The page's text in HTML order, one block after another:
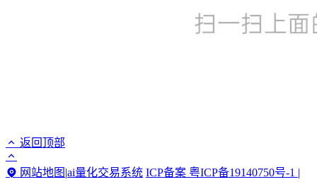
返回顶部
网站地图 |ai量化交易系统 ICP备案 粤ICP备19140750号-1 |